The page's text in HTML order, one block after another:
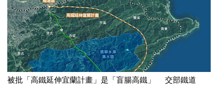
被批「高鐵延伸宜蘭計畫」是「盲腸高鐵」 交部鐵道